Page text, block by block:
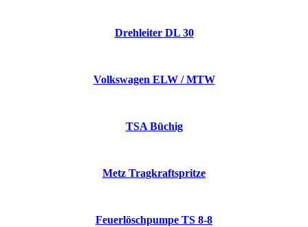
Drehleiter DL 30
Volkswagen ELW / MTW
TSA Büchig
Metz Tragkraftspritze
Feuerlöschpumpe TS 8-8